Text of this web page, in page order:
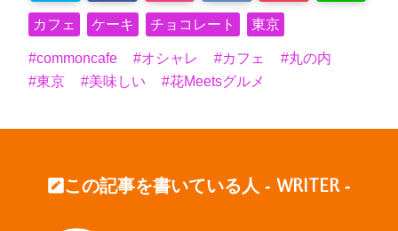
カフェ ケーキ チョコレート 東京
commoncafe オシャレ カフェ
丸の内
東京
美味しい 花Meetsグルメ
この記事を書いている人 - WRITER-